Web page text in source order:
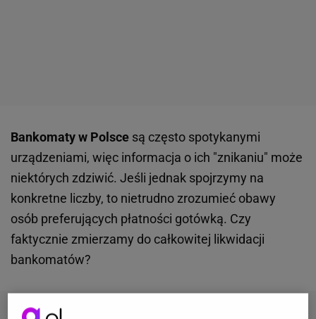
Bankomaty w Polsce są często spotykanymi
urządzeniami, więc informacja o ich "znikaniu" może
niektórych zdziwić. Jeśli jednak spojrzymy na
konkretne liczby, to nietrudno zrozumieć obawy
osób preferujących płatności gotówką. Czy
faktycznie zmierzamy do całkowitej likwidacji
bankomatów?